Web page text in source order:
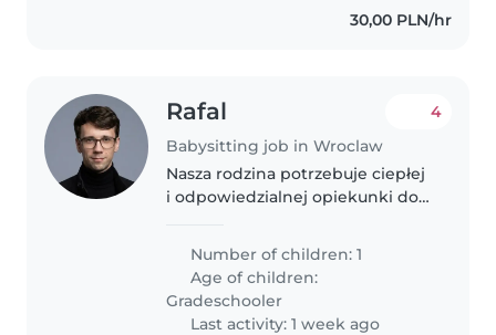
30,00 PLN/hr
Rafal
Babysitting job in Wroclaw
4
Nasza rodzina potrzebuje ciepłej
i odpowiedzialnej opiekunki do
płatki. Mile widziana umiejętność
gotowania oraz pomoc przy
lekkich pracach domowych.
Mile..
Number of children: 1
Age of children:
Gradeschooler
Last activity: 1 week ago